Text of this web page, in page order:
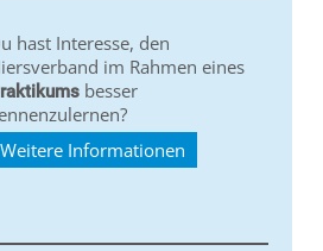
hast Interesse, den
im Rahmen eines
besser
Weitere Informationen